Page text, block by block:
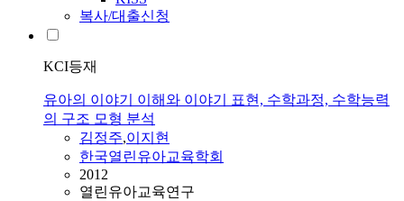
복사/대출신청
KCI등재
유아의 이야기 이해와 이야기 표현, 수학과정, 수학능력
의 구조 모형 분석
김정주,이지현
한국열린유아교육학회
2012
열린유아교육연구